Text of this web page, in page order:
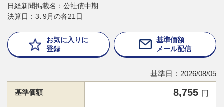
日経新聞掲載名：公社債中期
決算日：3､9月の各21日
お気に入りに
登録
基準価額
メール配信
基準日：2026/08/05
基準価額 8,755 円